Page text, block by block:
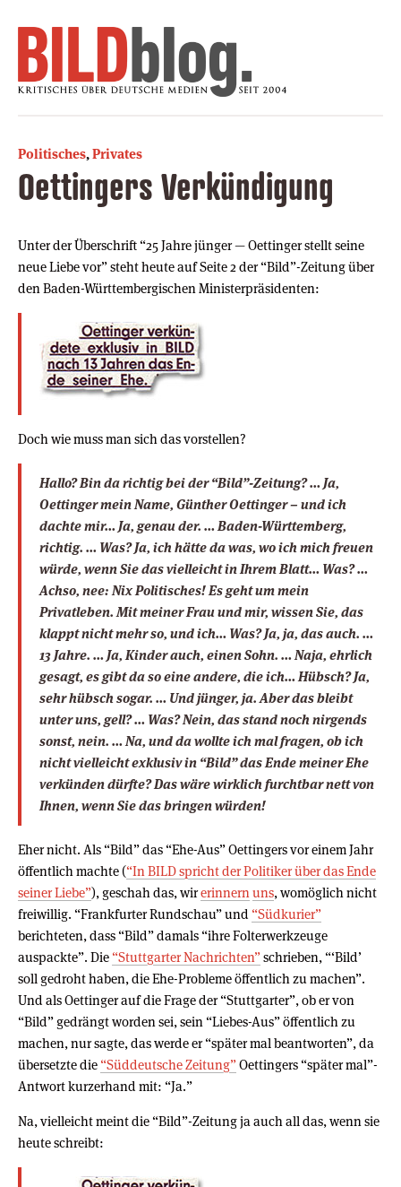
Politisches,Privates
Oettingers Verkündigung
Unter der Überschrift “25 Jahre jünger — Oettinger stellt seine
neue Liebe vor” steht heute auf Seite 2 der “Bild”-Zeitung über
den Baden-Württembergischen Ministerpräsidenten:
Doch wie muss man sich das vorstellen?
Hallo? Bin da richtig bei der “Bild”-Zeitung? … Ja,
Oettinger mein Name, Günther Oettinger – und ich
dachte mir… Ja, genauder. … Baden-Württemberg,
richtig. … Was? Ja, ich hätte da was, wo ich mich freuen
würde, wenn Sie das vielleicht in Ihrem Blatt… Was? …
Achso, nee: Nix Politisches! Es geht um mein
Privatleben. Mit meiner Frau und mir, wissen Sie, das
klappt nicht mehr so, und ich… Was? Ja, ja, dasauch. …
13 Jahre. … Ja, Kinder auch, einen Sohn. … Naja, ehrlich
gesagt, es gibt da so eine andere, die ich… Hübsch? Ja,
sehr hübsch sogar. … Und jünger, ja. Aber das bleibt
unter uns, gell? … Was? Nein, das stand noch nirgends
sonst, nein. … Na, und da wollte ich mal fragen, ob ich
nicht vielleicht exklusiv in “Bild” das Ende meiner Ehe
verkünden dürfte? Das wäre wirklich furchtbar nett von
Ihnen, wenn Sie das bringen würden!
Eher nicht. Als “Bild” das “Ehe-Aus” Oettingers vor einem Jahr
öffentlich machte (“In BILD spricht der Politiker über das Ende
seiner Liebe”), geschah das, wirerinnern uns, womöglich nicht
freiwillig. “Frankfurter Rundschau” und “Südkurier”
berichteten, dass “Bild” damals “ihre Folterwerkzeuge
auspackte”. Die “Stuttgarter Nachrichten”schrieben, “‘Bild’
soll gedroht haben, die Ehe-Probleme öffentlich zu machen”.
Und als Oettinger auf die Frage der “Stuttgarter”, ob er von
“Bild” gedrängt worden sei, sein “Liebes-Aus” öffentlich zu
machen, nur sagte, das werde er “später mal beantworten”, da
übersetzte die “Süddeutsche Zeitung”Oettingers “später mal”-
Antwort kurzerhand mit: “Ja.”
Na, vielleicht meint die “Bild”-Zeitung ja auch all das, wenn sie
heute schreibt: